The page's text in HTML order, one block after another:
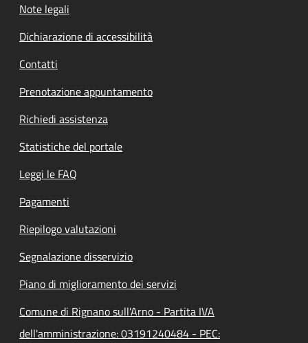
Note legali
Dichiarazione di accessibilità
Contatti
Prenotazione appuntamento
Richiedi assistenza
Statistiche del portale
Leggi le FAQ
Pagamenti
Riepilogo valutazioni
Segnalazione disservizio
Piano di miglioramento dei servizi
Comune di Rignano sull'Arno - Partita IVA
dell'amministrazione: 03191240484 - PEC: